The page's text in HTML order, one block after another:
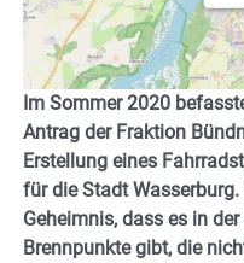
Im Sommer 2020
Antrag der Fraktion
Erstellung eines
für die Stadt
Geheimnis, dass es in
Brennpunkte gibt, die